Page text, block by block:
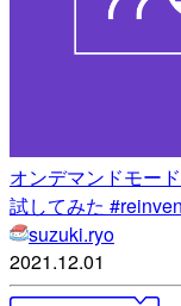
オンデマンドモー
試してみた
suzuki.ryo
2021.12.01